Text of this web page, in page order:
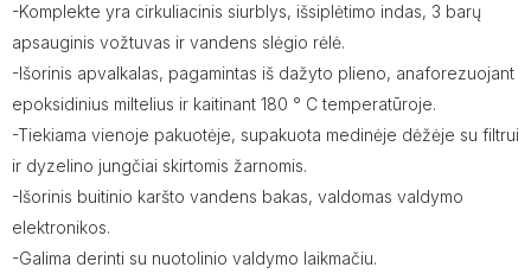
-Komplekte yra cirkuliacinis siurblys, išsiplėtimo indas, 3 barų
apsauginis vožtuvas ir vandens slėgio rėlė.
-Išorinis apvalkalas, pagamintas iš dažyto plieno, anaforezuojant
epoksidinius miltelius ir kaitinant 180 ° C temperatūroje.
-Tiekiama vienoje pakuotėje, supakuota medinėje dėžėje su filtrui
ir dyzelino jungčiai skirtomis žarnomis.
-Išorinis buitinio karšto vandens bakas, valdomas valdymo
elektronikos.
-Galima derinti su nuotolinio valdymo laikmačiu.